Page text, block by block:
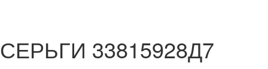
СЕРЬГИ 33815928Д7